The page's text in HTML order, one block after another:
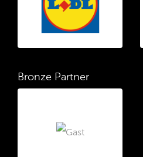
Bronze Partner